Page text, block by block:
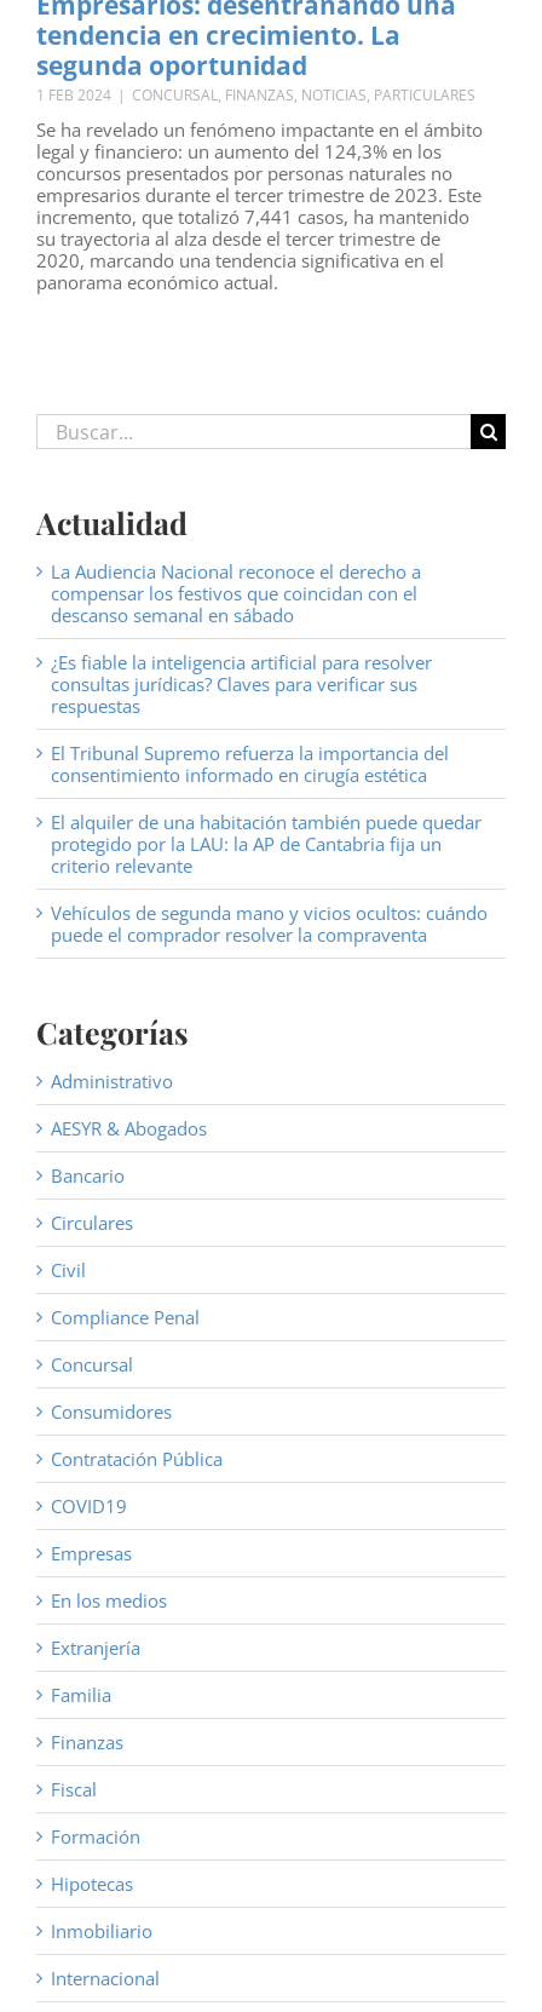
tendencia en crecimiento. La
segunda oportunidad
1 FEB 2024 | CONCURSAL, FINANZAS, NOTICIAS, PARTICULARES
Se ha revelado un fenómeno impactante en el ámbito
legal y financiero: un aumento del 124,3% en los
concursos presentados por personas naturales no
empresarios durante el tercer trimestre de 2023. Este
incremento, que totalizó 7,441 casos, ha mantenido
su trayectoria al alza desde el tercer trimestre de
2020, marcando una tendencia significativa en el
panorama económico actual.
Buscar:
Actualidad
La Audiencia Nacional reconoce el derecho a
compensar los festivos que coincidan con el
descanso semanal en sábado
¿Es fiable la inteligencia artificial para resolver
consultas jurídicas? Claves para verificar sus
respuestas
El Tribunal Supremo refuerza la importancia del
consentimiento informado en cirugía estética
El alquiler de una habitación también puede quedar
protegido por la LAU: la AP de Cantabria fija un
criterio relevante
Vehículos de segunda mano y vicios ocultos: cuándo
puede el comprador resolver la compraventa
Categorías
Administrativo
AESYR & Abogados
Bancario
Circulares
Civil
Compliance Penal
Concursal
Consumidores
Contratación Pública
COVID19
Empresas
En los medios
Extranjería
Familia
Finanzas
Fiscal
Formación
Hipotecas
Inmobiliario
Internacional